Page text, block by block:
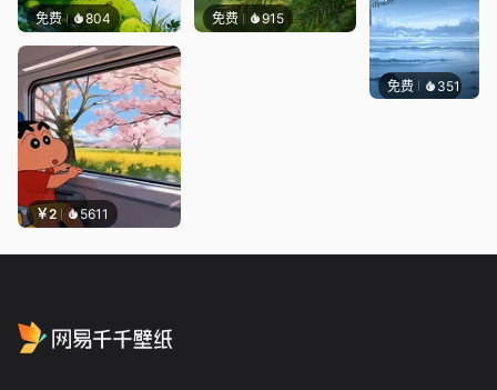
免费 804 免费 915
￥2 5611
免费 351冰茶Ln